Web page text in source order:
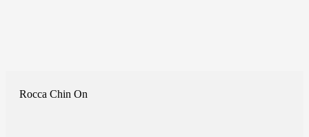
Rocca Chin On